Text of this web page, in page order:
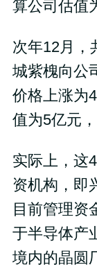
算公司估值
次年12月，
城紫槐向公
价格上涨为
值为5亿元
实际上，这
资机构，即
目前管理资
于半导体产
境内的晶圆